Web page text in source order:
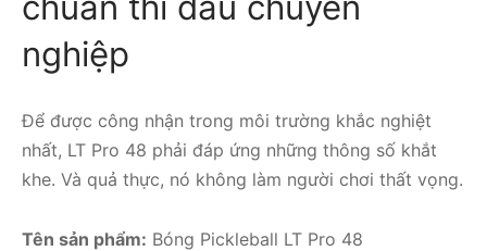
nghiệp
Để được công nhận trong môi trường khắc nghiệt
nhất, LT Pro 48 phải đáp ứng những thông số khắt
khe. Và quả thực, nó không làm người chơi thất vọng.
Tên sản phẩm: Bóng Pickleball LT Pro 48